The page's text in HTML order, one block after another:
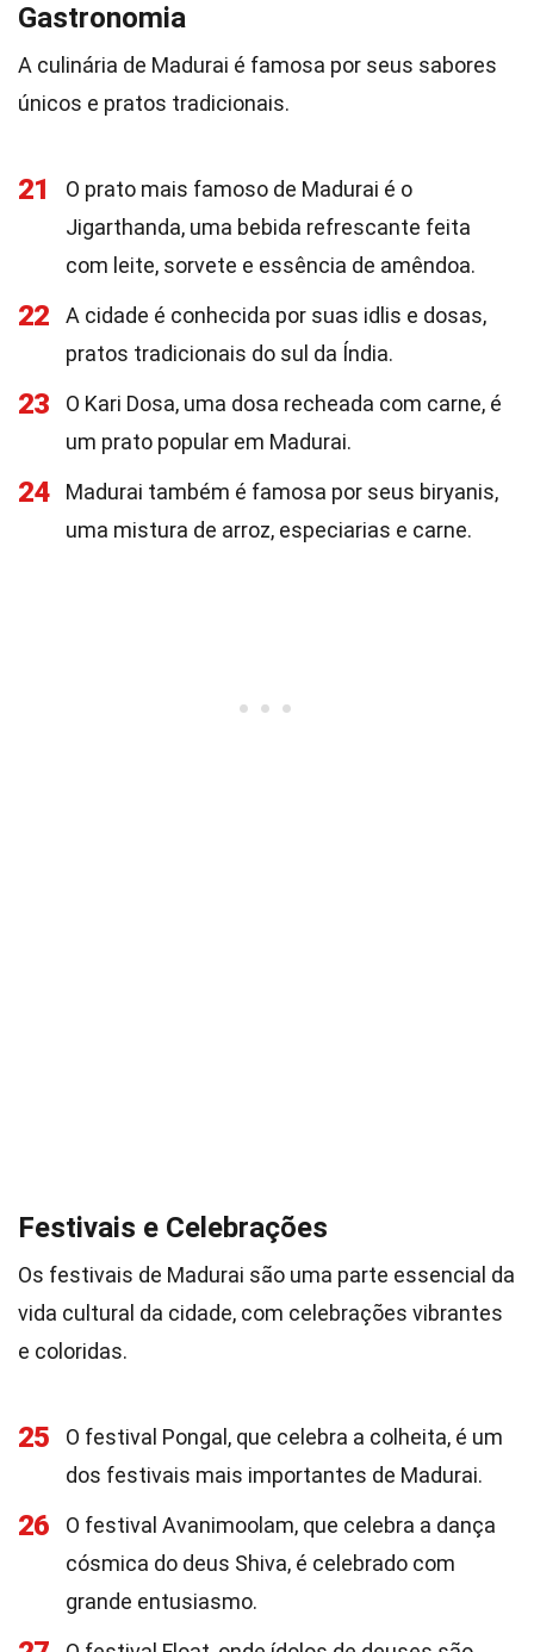
Gastronomia
A culinária de Madurai é famosa por seus sabores
únicos e pratos tradicionais.
21
O prato mais famoso de Madurai é o
Jigarthanda, uma bebida refrescante feita
com leite, sorvete e essência de amêndoa.
22
A cidade é conhecida por suas idlis e dosas,
pratos tradicionais do sul da Índia.
23
O Kari Dosa, uma dosa recheada com carne, é
um prato popular em Madurai.
24
Madurai também é famosa por seus biryanis,
uma mistura de arroz, especiarias e carne.
Festivais e Celebrações
Os festivais de Madurai são uma parte essencial da
vida cultural da cidade, com celebrações vibrantes
e coloridas.
25
O festival Pongal, que celebra a colheita, é um
dos festivais mais importantes de Madurai.
26
O festival Avanimoolam, que celebra a dança
cósmica do deus Shiva, é celebrado com
grande entusiasmo.